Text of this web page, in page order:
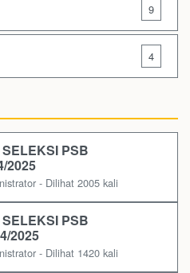
9
4
PSB
2025
- Dilihat 2005 kali
PSB
2025
- Dilihat 1420 kali